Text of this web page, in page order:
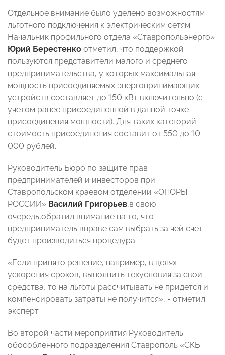
Отдельное внимание было уделено возможностям
льготного подключения к электрическим сетям.
Начальник профильного отдела «Ставропольэнерго»
Юрий Берестенко отметил, что поддержкой
пользуются представители малого и среднего
предпринимательства, у которых максимальная
мощность присоединяемых энергопринимающих
устройств составляет до 150 кВт включительно (с
учетом ранее присоединенной в данной точке
присоединения мощности). Для таких категорий
стоимость присоединения составит от 550 до 10
000 рублей.
Руководитель Бюро по защите прав
предпринимателей и инвесторов при
Ставропольском краевом отделении «ОПОРЫ
РОССИИ» Василий Григорьев,в свою
очередь,обратил внимание на то, что
предприниматель вправе сам выбрать за чей счет
будет производиться процедура.
«Если принято решение, например, в целях
ускорения сроков, выполнить техусловия за свои
средства, то на льготы рассчитывать не придется и
компенсировать затраты не получится», - отметил
эксперт.
Во второй части мероприятия Руководитель
обособленного подразделения Ставрополь «СКБ